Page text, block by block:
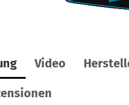
Video